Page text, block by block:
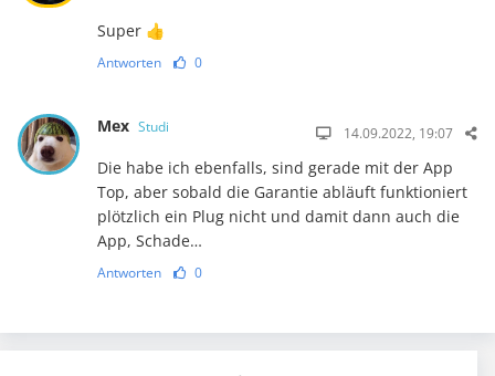
Super 👍
Antworten 0
Mex Studi 14.09.2022, 19:07
Die habe ich ebenfalls, sind gerade mit der App
Top, aber sobald die Garantie abläuft funktioniert
plötzlich ein Plug nicht und damit dann auch die
App, Schade…
Antworten 0